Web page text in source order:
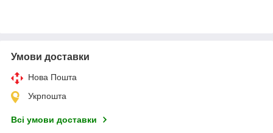
Умови доставки
Нова Пошта
Укрпошта
Всі умови доставки